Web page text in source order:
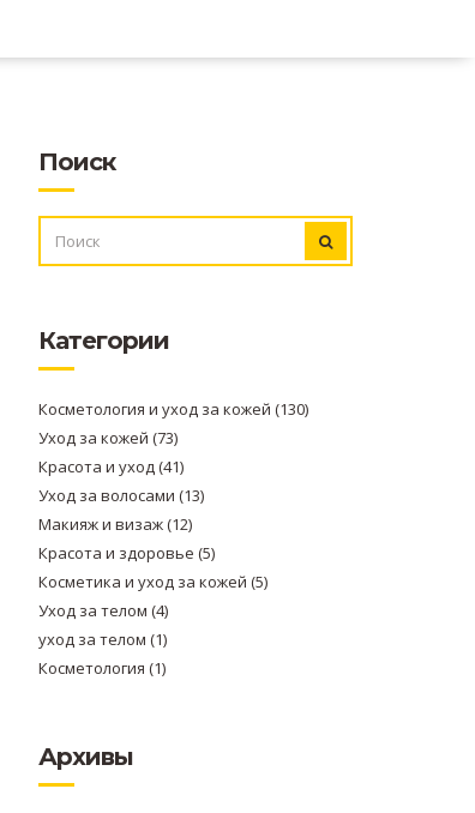
Поиск
Категории
Косметология и уход за кожей (130)
Уход за кожей (73)
Красота и уход(41)
Уход за волосами (13)
Макияж и визаж(12)
Красота и здоровье (5)
Косметика и уход за кожей (5)
Уход за телом (4)
уход за телом (1)
Косметология (1)
Архивы